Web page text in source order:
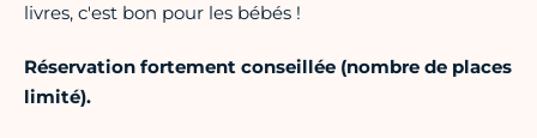
livres, c'est bon pour les bébés !
Réservation fortement conseillée (nombre de places
limité).